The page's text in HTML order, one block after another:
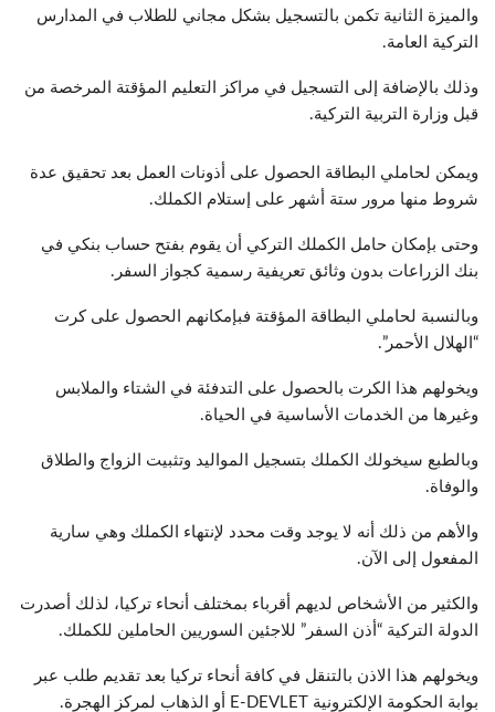
والميزة الثانية تكمن بالتسجيل بشكل مجاني للطلاب في المدارس
التركية العامة.
وذلك بالإضافة إلى التسجيل في مراكز التعليم المؤقتة المرخصة من
قبل وزارة التربية التركية.
ويمكن لحاملي البطاقة الحصول على أذونات العمل بعد تحقيق عدة
شروط منها مرور ستة أشهر على إستلام الكملك.
وحتى بإمكان حامل الكملك التركي أن يقوم بفتح حساب بنكي في
بنك الزراعات بدون وثائق تعريفية رسمية كجواز السفر.
وبالنسبة لحاملي البطاقة المؤقتة فبإمكانهم الحصول على كرت
“الهلال الأحمر”.
ويخولهم هذا الكرت بالحصول على التدفئة في الشتاء والملابس
وغيرها من الخدمات الأساسية في الحياة.
وبالطبع سيخولك الكملك بتسجيل المواليد وتثبيت الزواج والطلاق
والوفاة.
والأهم من ذلك أنه لا يوجد وقت محدد لإنتهاء الكملك وهي سارية
المفعول إلى الآن.
والكثير من الأشخاص لديهم أقرباء بمختلف أنحاء تركيا، لذلك أصدرت
الدولة التركية “أذن السفر” للاجئين السوريين الحاملين للكملك.
ويخولهم هذا الاذن بالتنقل في كافة أنحاء تركيا بعد تقديم طلب عبر
بوابة الحكومة الإلكترونية E-DEVLET أو الذهاب لمركز الهجرة.